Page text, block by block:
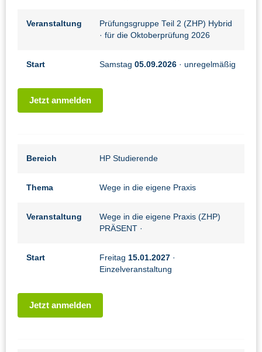
Veranstaltung
Prüfungsgruppe Teil 2 (ZHP) Hybrid
· für die Oktoberprüfung 2026
Start Samstag 05.09.2026 · unregelmäßig
Jetzt anmelden
Bereich HP Studierende
Thema Wege in die eigene Praxis
Veranstaltung
Wege in die eigene Praxis (ZHP)
PRÄSENT ·
Start Freitag 15.01.2027 ·
Einzelveranstaltung
Jetzt anmelden